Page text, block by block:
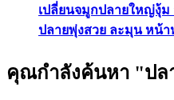
เปลี่ยนจมูกปลายใหญ่งุ้ม
ปลายพุ่งสวย ละมุน หน้
คุณกำลังค้นหา "ปล